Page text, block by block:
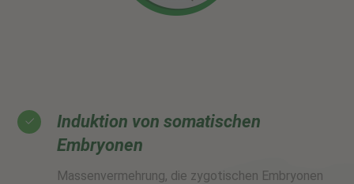
Induktion von somatischen
Embryonen
Massenvermehrung, die zygotischen Embryonen